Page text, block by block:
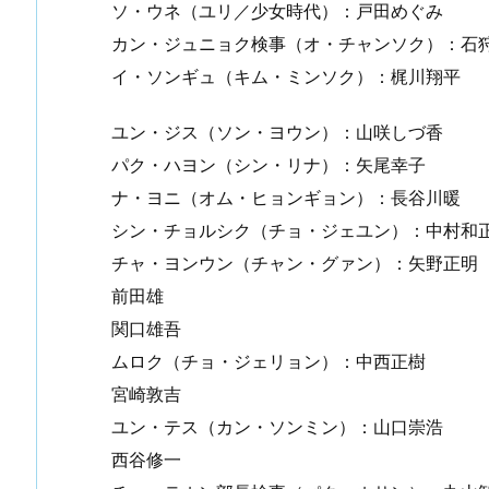
ソ・ウネ（ユリ／少女時代）：戸田めぐみ
カン・ジュニョク検事（オ・チャンソク）：石
イ・ソンギュ（キム・ミンソク）：梶川翔平
ユン・ジス（ソン・ヨウン）：山咲しづ香
パク・ハヨン（シン・リナ）：矢尾幸子
ナ・ヨニ（オム・ヒョンギョン）：長谷川暖
シン・チョルシク（チョ・ジェユン）：中村和
チャ・ヨンウン（チャン・グァン）：矢野正明
前田雄
関口雄吾
ムロク（チョ・ジェリョン）：中西正樹
宮崎敦吉
ユン・テス（カン・ソンミン）：山口崇浩
西谷修一